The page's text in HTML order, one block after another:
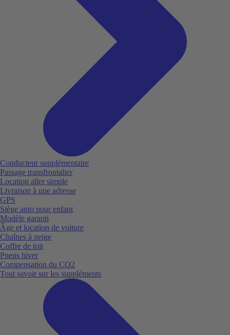
Conducteur supplémentaire
Passage transfrontalier
Location aller simple
Livraison à une adresse
GPS
Siège auto pour enfant
Modèle garanti
Âge et location de voiture
Chaînes à neige
Coffre de toit
Pneus hiver
Compensation du CO2
Tout savoir sur les suppléments